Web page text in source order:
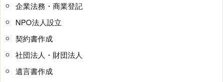
企業法務・商業登記
NPO法人設立
契約書作成
社団法人・財団法人
遺言書作成